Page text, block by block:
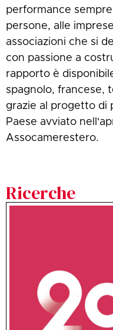
performance
persone, alle
associazioni che si
con passione a
rapporto è
spagnolo, francese,
grazie al progetto di
Paese avviato
Assocamerestero.
Ricerche